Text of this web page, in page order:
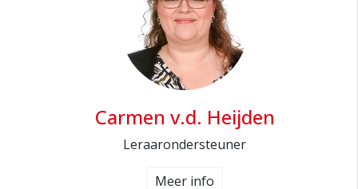
Carmen v.d. Heijden
Leraarondersteuner
Meer info